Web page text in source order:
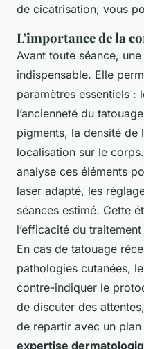
de cicatrisation, vous
L'importance de la
Avant toute séance,
indispensable. Elle
paramètres essentiels :
l’ancienneté du
pigments, la densité de
localisation sur le
analyse ces éléments
laser adapté, les
séances estimé. Cette
l’efficacité du
En cas de tatouage
pathologies cutanées,
contre-indiquer le
de discuter des
de repartir avec un
expertise